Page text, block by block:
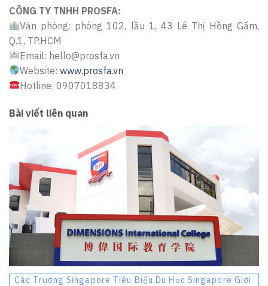
CÔNG TY TNHH PROSFA:
Văn phòng: phòng 102, lầu 1, 43 Lê Thị Hồng Gấm,
Q.1, TP.HCM
Email: hello@prosfa.vn
Website:www.prosfa.vn
Hotline: 0907018834
Bài viết liên quan
Các Trường Singapore Tiêu Biểu Du Học Singapore Giới